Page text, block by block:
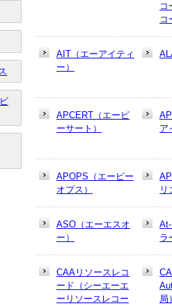
コ
コ
AIT（エーアイティ
ー）
APCERT（エーピ
ーサート）
ア
APOPS（エーピー
オプス）
リ
ASO（エーエスオ
ー）
ラ
CAAリソースレコ
ード（シーエーエ
ーリソースレコー
局